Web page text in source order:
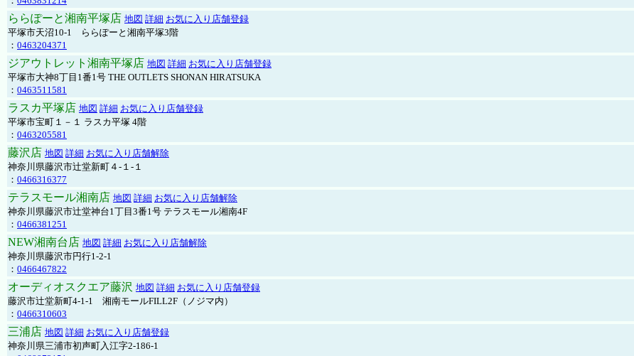
ららぽーと湘南平塚店 地図 詳細 お気に入り店舗登録
平塚市天沼10-1 ららぽーと湘南平塚3階
： 0463204371
ジアウトレット湘南平塚店 地図 詳細 お気に入り店舗登録
平塚市大神8丁目1番1号 THE OUTLETS SHONAN HIRATSUKA
： 0463511581
ラスカ平塚店 地図 詳細 お気に入り店舗登録
平塚市宝町１－１ ラスカ平塚 4階
： 0463205581
藤沢店 地図 詳細 お気に入り店舗解除
神奈川県藤沢市辻堂新町４-１-１
： 0466316377
テラスモール湘南店 地図 詳細 お気に入り店舗解除
神奈川県藤沢市辻堂神台1丁目3番1号 テラスモール湘南4F
： 0466381251
NEW湘南台店 地図 詳細 お気に入り店舗解除
神奈川県藤沢市円行1-2-1
： 0466467822
オーディオスクエア藤沢 地図 詳細 お気に入り店舗登録
藤沢市辻堂新町4-1-1 湘南モールFILL2F（ノジマ内）
： 0466310603
三浦店 地図 詳細 お気に入り店舗登録
神奈川県三浦市初声町入江字2-186-1